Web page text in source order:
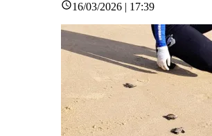
16/03/2026 | 17:39